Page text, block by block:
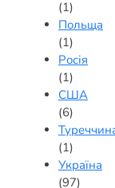
(1)
Польща
(1)
Росія
(1)
США
(6)
(1)
Україна
(97)